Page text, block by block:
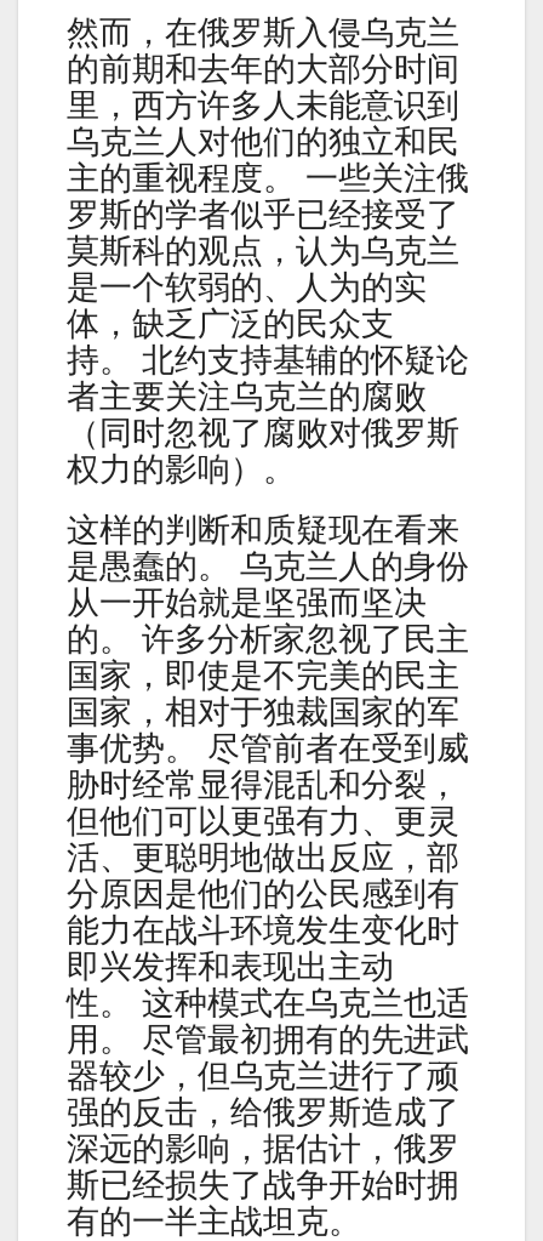
然而，在俄罗斯入侵乌克兰
的前期和去年的大部分时间
里，西方许多人未能意识到
乌克兰人对他们的独立和民
主的重视程度。 一些关注俄
罗斯的学者似乎已经接受了
莫斯科的观点，认为乌克兰
是一个软弱的、人为的实
体，缺乏广泛的民众支
持。 北约支持基辅的怀疑论
者主要关注乌克兰的腐败
（同时忽视了腐败对俄罗斯
权力的影响）。
这样的判断和质疑现在看来
是愚蠢的。 乌克兰人的身份
从一开始就是坚强而坚决
的。 许多分析家忽视了民主
国家，即使是不完美的民主
国家，相对于独裁国家的军
事优势。 尽管前者在受到威
胁时经常显得混乱和分裂，
但他们可以更强有力、更灵
活、更聪明地做出反应，部
分原因是他们的公民感到有
能力在战斗环境发生变化时
即兴发挥和表现出主动
性。 这种模式在乌克兰也适
用。 尽管最初拥有的先进武
器较少，但乌克兰进行了顽
强的反击，给俄罗斯造成了
深远的影响，据估计，俄罗
斯已经损失了战争开始时拥
有的一半主战坦克。